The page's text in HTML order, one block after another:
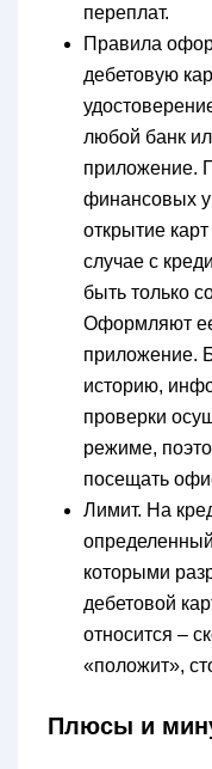
переплат.
Правила
дебетовую
любой банк
приложение.
финансовых
открытие
случае с
быть только
Оформляют
приложение.
историю,
проверки
режиме,
посещать
Лимит. На
которыми
дебетовой
относится –
«положит»,
Плюсы и